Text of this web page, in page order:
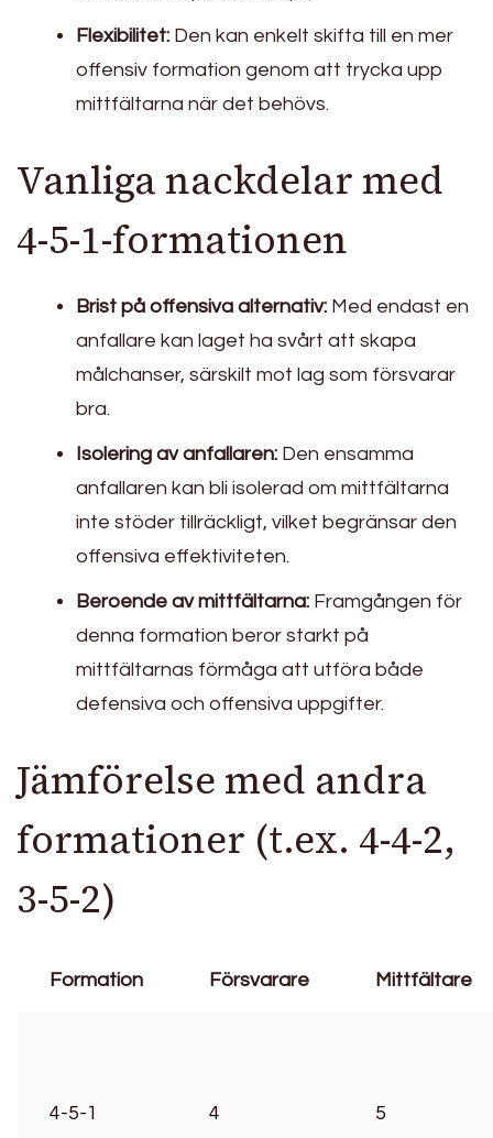
Flexibilitet: Den kan enkelt skifta till en mer
offensiv formation genom att trycka upp
mittfältarna när det behövs.
Vanliga nackdelar med
4-5-1-formationen
Brist på offensiva alternativ: Med endast en
anfallare kan laget ha svårt att skapa
målchanser, särskilt mot lag som försvarar
bra.
Isolering av anfallaren: Den ensamma
anfallaren kan bli isolerad om mittfältarna
inte stöder tillräckligt, vilket begränsar den
offensiva effektiviteten.
Beroende av mittfältarna: Framgången för
denna formation beror starkt på
mittfältarnas förmåga att utföra både
defensiva och offensiva uppgifter.
Jämförelse med andra
formationer (t.ex. 4-4-2,
3-5-2)
Formation Försvarare Mittfältare
4-5-1 4 5